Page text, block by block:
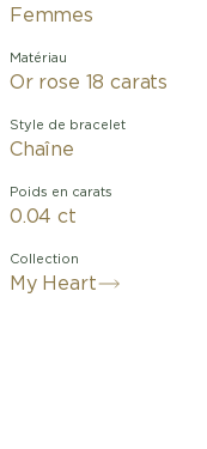
Femmes
Matériau
Or rose 18 carats
Style de bracelet
Chaîne
Poids en carats
0.04 ct
Collection
My Heart